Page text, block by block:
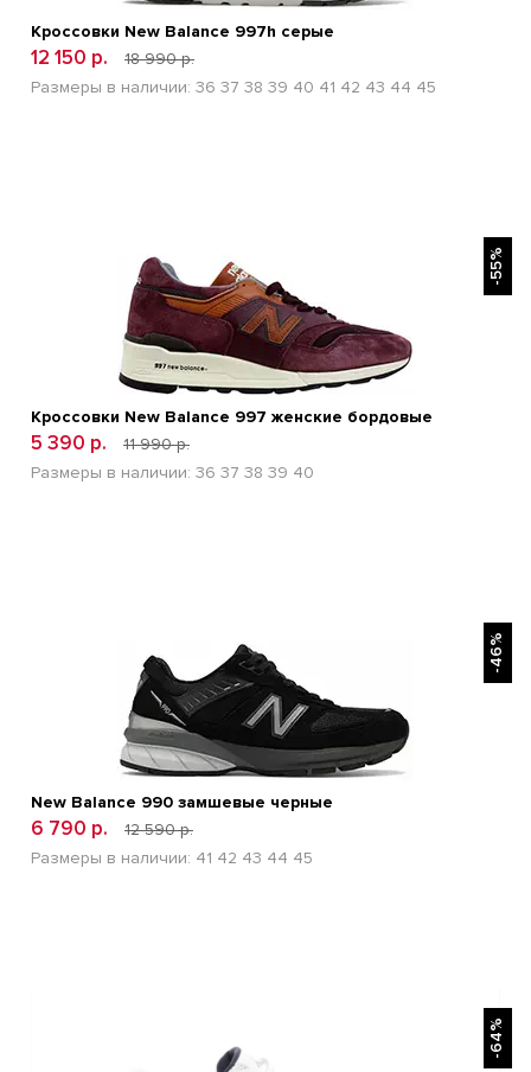
Кроссовки New Balance 997h серые
12 150 р.
18 990 р.
Размеры в наличии: 36 37 38 39 40 41 42 43 44 45
-55%
Кроссовки New Balance 997 женские бордовые
5 390 р.
11 990 р.
Размеры в наличии: 36 37 38 39 40
-46%
New Balance 990 замшевые черные
6 790 р.
12 590 р.
Размеры в наличии: 41 42 43 44 45
-64%